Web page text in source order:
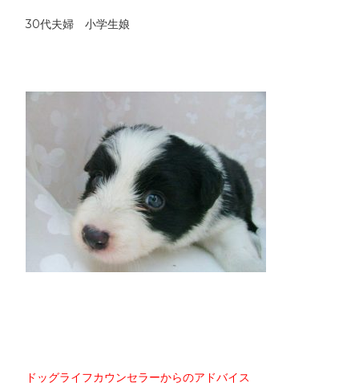
30代夫婦 小学生娘
ドッグライフカウンセラーからのアドバイス